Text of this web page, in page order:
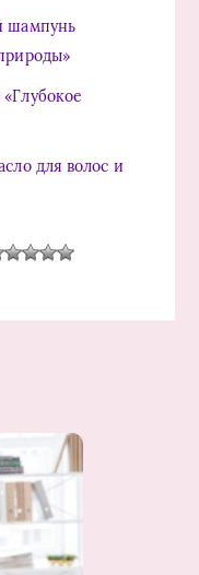
шампунь
для волос и